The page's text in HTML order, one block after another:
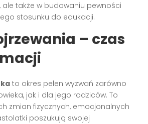
ale także w budowaniu pewności
stosunku do edukacji.
– czas
to okres pełen wyzwań zarówno
jak i dla jego rodziców. To
zmian fizycznych, emocjonalnych
poszukują swojej